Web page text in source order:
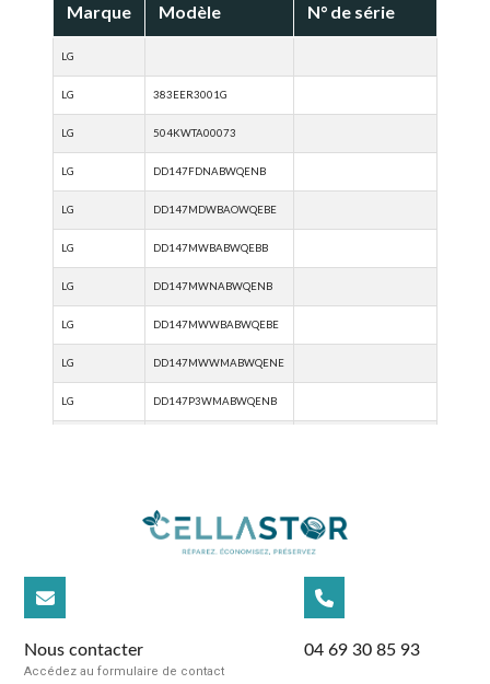
Marque Modèle N° de série
Nous contacter
Accédez au formulaire de contact
04 69 30 85 93